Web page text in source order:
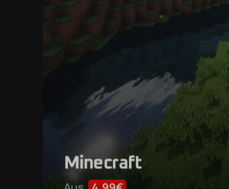
Minecraft
Aus 4.99€